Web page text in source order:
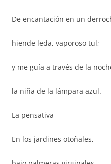
De encantación en un
hiende leda, vaporoso tul;
y me guía a través de la
la niña de la lámpara azul.
La pensativa
En los jardines otoñales,